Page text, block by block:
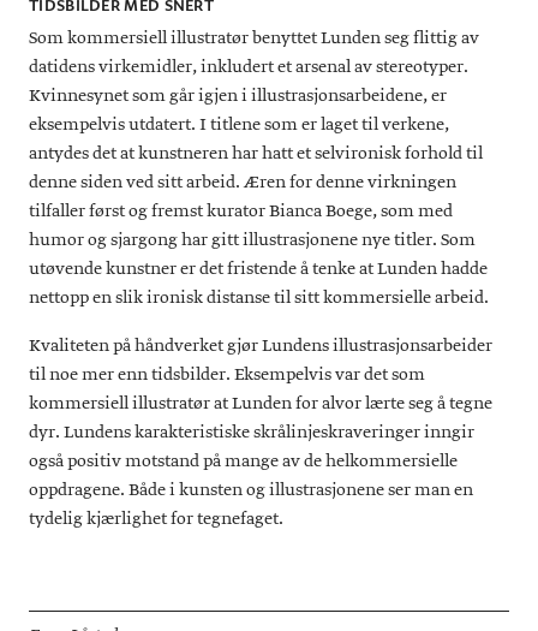
TIDSBILDER MED SNERT
Som kommersiell illustratør benyttet Lunden seg flittig av
datidens virkemidler, inkludert et arsenal av stereotyper.
Kvinnesynet som går igjen i illustrasjonsarbeidene, er
eksempelvis utdatert. I titlene som er laget til verkene,
antydes det at kunstneren har hatt et selvironisk forhold til
denne siden ved sitt arbeid. Æren for denne virkningen
tilfaller først og fremst kurator Bianca Boege, som med
humor og sjargong har gitt illustrasjonene nye titler. Som
utøvende kunstner er det fristende å tenke at Lunden hadde
nettopp en slik ironisk distanse til sitt kommersielle arbeid.
Kvaliteten på håndverket gjør Lundens illustrasjonsarbeider
til noe mer enn tidsbilder. Eksempelvis var det som
kommersiell illustratør at Lunden for alvor lærte seg å tegne
dyr. Lundens karakteristiske skrålinjeskraveringer inngir
også positiv motstand på mange av de helkommersielle
oppdragene. Både i kunsten og illustrasjonene ser man en
tydelig kjærlighet for tegnefaget.